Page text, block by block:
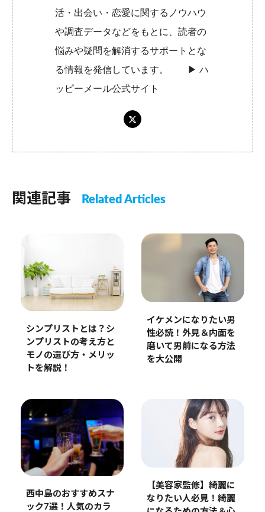
活・出会い・恋愛に関するノウハウ
や調査データなどをもとに、読者の
悩みや疑問を解消するサポートとな
る情報を発信しています。 ▶︎ハ
ッピーメール公式サイト
関連記事 Related Articles
シンプリストとは？シ
ンプリストの考え方と
モノの選び方・メリッ
トを解説！
イケメンになりたい男
性必読！外見＆内面を
磨いて男前になる方法
を大公開
西中島のおすすめスナ
ック7選！人気のカラ
【美容家監修】綺麗に
なりたい人必見！綺麗